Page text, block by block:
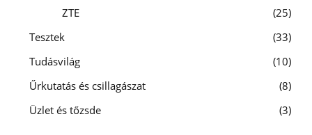
ZTE
25
Tesztek
33
Tudásvilág
10
Űrkutatás és csillagászat
8
Üzlet és tőzsde
3